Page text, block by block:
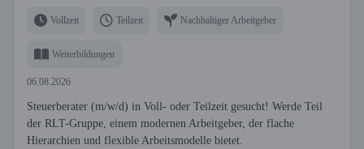
Vollzeit Teilzeit Nachhaltiger Arbeitgeber
Weiterbildungen
06.08.2026
Steuerberater (m/w/d) in Voll- oder Teilzeit gesucht! Werde Teil
der RLT-Gruppe, einem modernen Arbeitgeber, der flache
Hierarchien und flexible Arbeitsmodelle bietet.